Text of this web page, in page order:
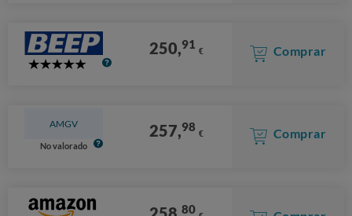
5
250,91 € Comprar
AMGV
No valorado
257,98 € Comprar
80